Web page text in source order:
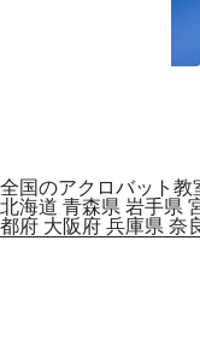
全国のアクロバット教
北海道 青森県 岩手県
都府 大阪府 兵庫県 奈